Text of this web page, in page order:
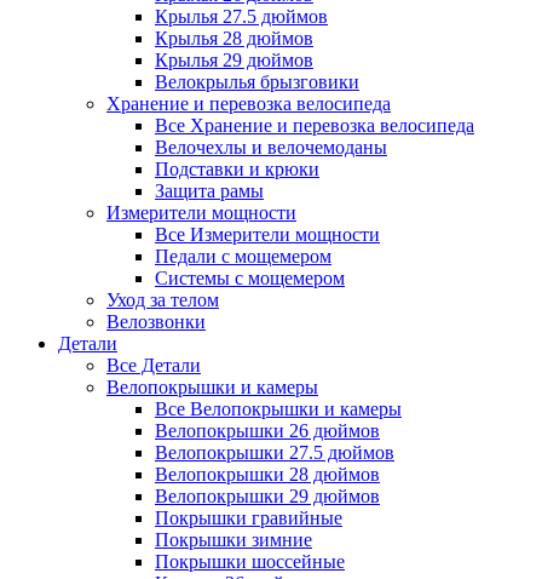
Крылья 27.5 дюймов
Крылья 28 дюймов
Крылья 29 дюймов
Велокрылья брызговики
Хранение и перевозка велосипеда
Все Хранение и перевозка велосипеда
Велочехлы и велочемоданы
Подставки и крюки
Защита рамы
Измерители мощности
Все Измерители мощности
Педали с мощемером
Системы с мощемером
Уход за телом
Велозвонки
Детали
Все Детали
Велопокрышки и камеры
Все Велопокрышки и камеры
Велопокрышки 26 дюймов
Велопокрышки 27.5 дюймов
Велопокрышки 28 дюймов
Велопокрышки 29 дюймов
Покрышки гравийные
Покрышки зимние
Покрышки шоссейные